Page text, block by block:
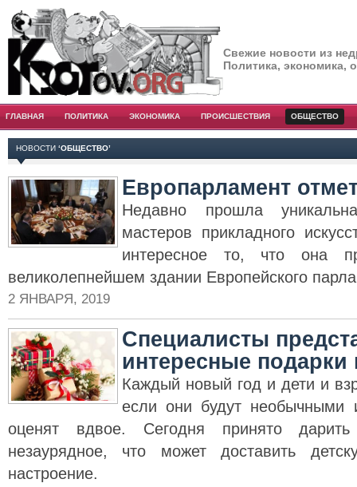
Свежие новости из
Политика, экономика,
ГЛАВНАЯ ПОЛИТИКА ЭКОНОМИКА ПРОИСШЕСТВИЯ ОБЩЕСТВО
НОВОСТИ ‘ОБЩЕСТВО’
Европарламент
Недавно прошла
мастеров прикладного
интересное то, что она
великолепнейшем здании Европейского
2 ЯНВАРЯ, 2019
Специалисты
интересные
Каждый новый год и дети и
если они будут необычными
оценят вдвое. Сегодня принято
незаурядное, что может доставить
настроение.